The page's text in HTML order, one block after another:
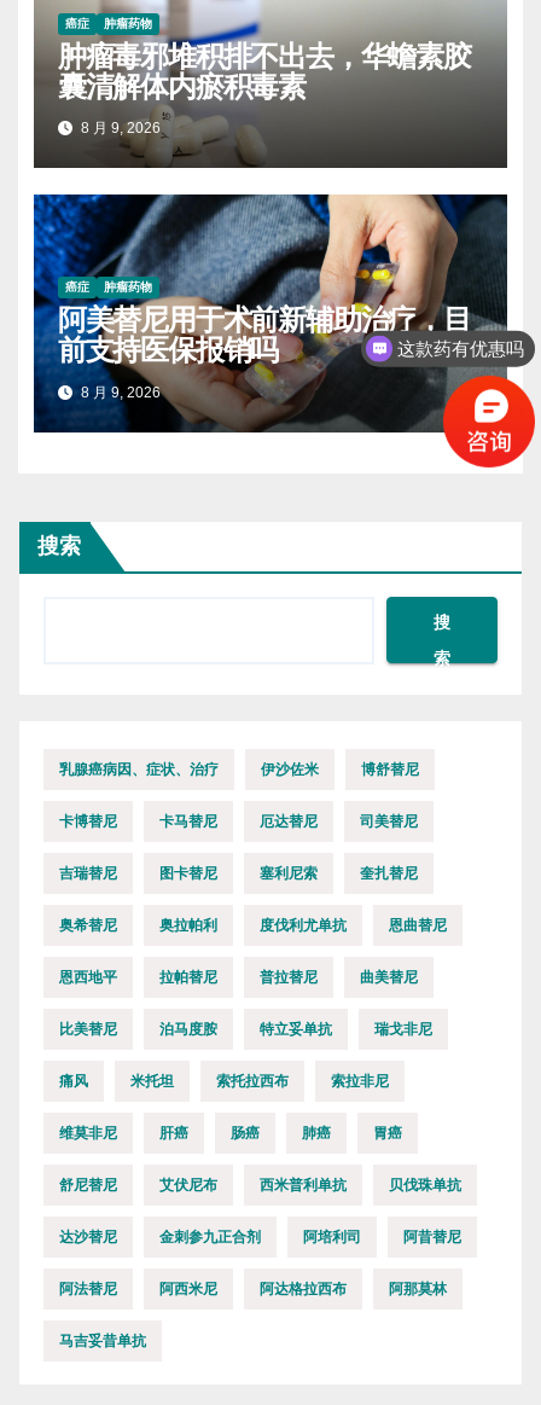
癌症 肿瘤药物
肿瘤毒邪堆积排不出去，华蟾素胶
囊清解体内瘀积毒素
8 月 9, 2026
癌症 肿瘤药物
阿美替尼用于术前新辅助治疗，目
前支持医保报销吗
8 月 9, 2026
搜索
搜
索
乳腺癌病因、症状、治疗 伊沙佐米 博舒替尼
卡博替尼 卡马替尼 厄达替尼 司美替尼
吉瑞替尼 图卡替尼 塞利尼索 奎扎替尼
奥希替尼 奥拉帕利 度伐利尤单抗 恩曲替尼
恩西地平 拉帕替尼 普拉替尼 曲美替尼
比美替尼 泊马度胺 特立妥单抗 瑞戈非尼
痛风 米托坦 索托拉西布 索拉非尼
维莫非尼 肝癌 肠癌 肺癌 胃癌
舒尼替尼 艾伏尼布 西米普利单抗 贝伐珠单抗
达沙替尼 金刺参九正合剂 阿培利司 阿昔替尼
阿法替尼 阿西米尼 阿达格拉西布 阿那莫林
马吉妥昔单抗
这款药有优惠吗